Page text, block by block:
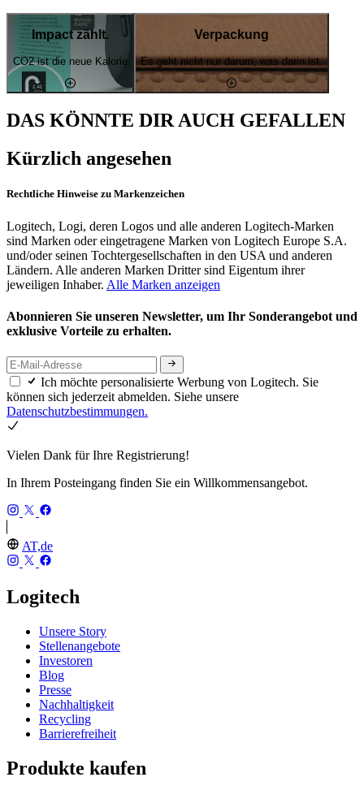
Impact zählt.
CO2 ist die neue Kalorie
Verpackung
Es geht nicht nur darum, was darin ist.
DAS KÖNNTE DIR AUCH GEFALLEN
Kürzlich angesehen
Rechtliche Hinweise zu Markenzeichen
Logitech, Logi, deren Logos und alle anderen Logitech-Marken
sind Marken oder eingetragene Marken von Logitech Europe S.A.
und/oder seinen Tochtergesellschaften in den USA und anderen
Ländern. Alle anderen Marken Dritter sind Eigentum ihrer
jeweiligen Inhaber. Alle Marken anzeigen
Abonnieren Sie unseren Newsletter, um Ihr Sonderangebot und
exklusive Vorteile zu erhalten.
Ich möchte personalisierte Werbung von Logitech. Sie
können sich jederzeit abmelden. Siehe unsere
Datenschutzbestimmungen.
Vielen Dank für Ihre Registrierung!
In Ihrem Posteingang finden Sie ein Willkommensangebot.
AT,de
Logitech
Unsere Story
Stellenangebote
Investoren
Blog
Presse
Nachhaltigkeit
Recycling
Barrierefreiheit
Produkte kaufen